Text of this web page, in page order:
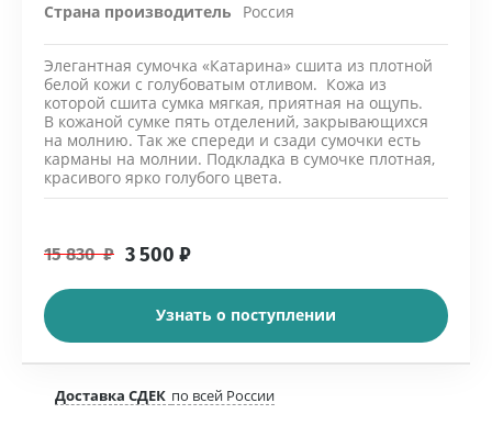
Страна производитель Россия
Элегантная сумочка «Катарина» сшита из плотной
белой кожи с голубоватым отливом. Кожа из
которой сшита сумка мягкая, приятная на ощупь.
В кожаной сумке пять отделений, закрывающихся
на молнию. Так же спереди и сзади сумочки есть
карманы на молнии. Подкладка в сумочке плотная,
красивого ярко голубого цвета.
15 830₽ 3 500 ₽
Узнать о поступлении
Доставка СДЕК по всей России